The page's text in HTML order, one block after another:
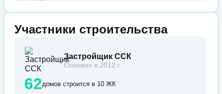
Участники строительства
Застройщик ССК
Основан в 2012 г.
62домов строится в 10 ЖК